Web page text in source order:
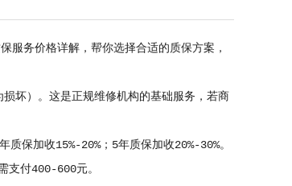
服务价格详解，帮你选择合适的质保方案，
坏）。这是正规维修机构的基础服务，若商
保加收15%-20%；5年质保加收20%-30%。
支付400-600元。